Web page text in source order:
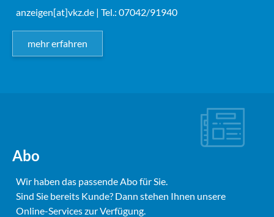
anzeigen[at]vkz.de | Tel.: 07042/91940
mehr erfahren
Abo
Wir haben das passende Abo für Sie.
Sind Sie bereits Kunde? Dann stehen Ihnen unsere
Online-Services zur Verfügung.